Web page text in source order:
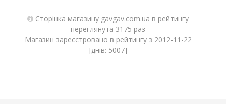
Сторінка магазину gavgav.com.ua в рейтингу
переглянута 3175 раз
Магазин зареєстровано в рейтингу з 2012-11-22
[днів: 5007]